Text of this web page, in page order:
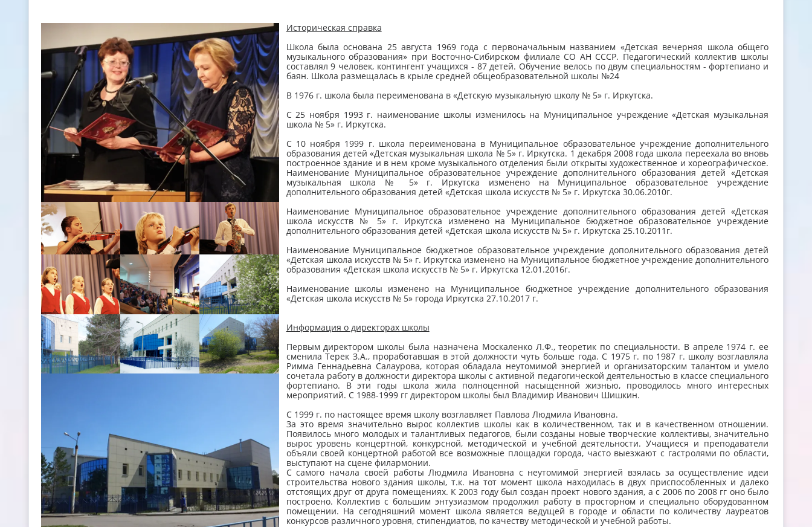
Историческая справка
Школа была основана 25 августа 1969 года с первоначальным названием «Детская вечерняя школа общего
музыкального образования» при Восточно-Сибирском филиале СО АН СССР. Педагогический коллектив школы
составлял 9 человек, контингент учащихся - 87 детей. Обучение велось по двум специальностям - фортепиано и
баян. Школа размещалась в крыле средней общеобразовательной школы №24
В 1976 г. школа была переименована в «Детскую музыкальную школу № 5» г. Иркутска.
С 25 ноября 1993 г. наименование школы изменилось на Муниципальное учреждение «Детская музыкальная
школа № 5» г. Иркутска.
С 10 ноября 1999 г. школа переименована в Муниципальное образовательное учреждение дополнительного
образования детей «Детская музыкальная школа № 5» г. Иркутска. 1 декабря 2008 года школа переехала во вновь
построенное здание и в нем кроме музыкального отделения были открыты художественное и хореографическое.
Наименование Муниципальное образовательное учреждение дополнительного образования детей «Детская
музыкальная школа № 5» г. Иркутска изменено на Муниципальное образовательное учреждение
дополнительного образования детей «Детская школа искусств № 5» г. Иркутска 30.06.2010г.
Наименование Муниципальное образовательное учреждение дополнительного образования детей «Детская
школа искусств № 5» г. Иркутска изменено на Муниципальное бюджетное образовательное учреждение
дополнительного образования детей «Детская школа искусств № 5» г. Иркутска 25.10.2011г.
Наименование Муниципальное бюджетное образовательное учреждение дополнительного образования детей
«Детская школа искусств № 5» г. Иркутска изменено на Муниципальное бюджетное учреждение дополнительного
образования «Детская школа искусств № 5» г. Иркутска 12.01.2016г.
Наименование школы изменено на Муниципальное бюджетное учреждение дополнительного образования
«Детская школа искусств № 5» города Иркутска 27.10.2017 г.
Информация о директорах школы
Первым директором школы была назначена Москаленко Л.Ф., теоретик по специальности. В апреле 1974 г. ее
сменила Терек З.А., проработавшая в этой должности чуть больше года. C 1975 г. по 1987 г. школу возглавляла
Римма Геннадьевна Салаурова, которая обладала неутомимой энергией и организаторским талантом и умело
сочетала работу в должности директора школы с активной педагогической деятельностью в классе специального
фортепиано. В эти годы школа жила полноценной насыщенной жизнью, проводилось много интересных
мероприятий. С 1988-1999 гг директором школы был Владимир Иванович Шишкин.
С 1999 г. по настоящее время школу возглавляет Павлова Людмила Ивановна.
За это время значительно вырос коллектив школы как в количественном, так и в качественном отношении.
Появилось много молодых и талантливых педагогов, были созданы новые творческие коллективы, значительно
вырос уровень концертной, конкурсной, методической и учебной деятельности. Учащиеся и преподаватели
объяли своей концертной работой все возможные площадки города, часто выезжают с гастролями по области,
выступают на сцене филармонии.
С самого начала своей работы Людмила Ивановна с неутомимой энергией взялась за осуществление идеи
строительства нового здания школы, т.к. на тот момент школа находилась в двух приспособленных и далеко
отстоящих друг от друга помещениях. К 2003 году был создан проект нового здания, а с 2006 по 2008 гг оно было
построено. Коллектив с большим энтузиазмом продолжил работу в просторном и специально оборудованном
помещении. На сегодняшний момент школа является ведущей в городе и области по количеству лауреатов
конкурсов различного уровня, стипендиатов, по качеству методической и учебной работы.